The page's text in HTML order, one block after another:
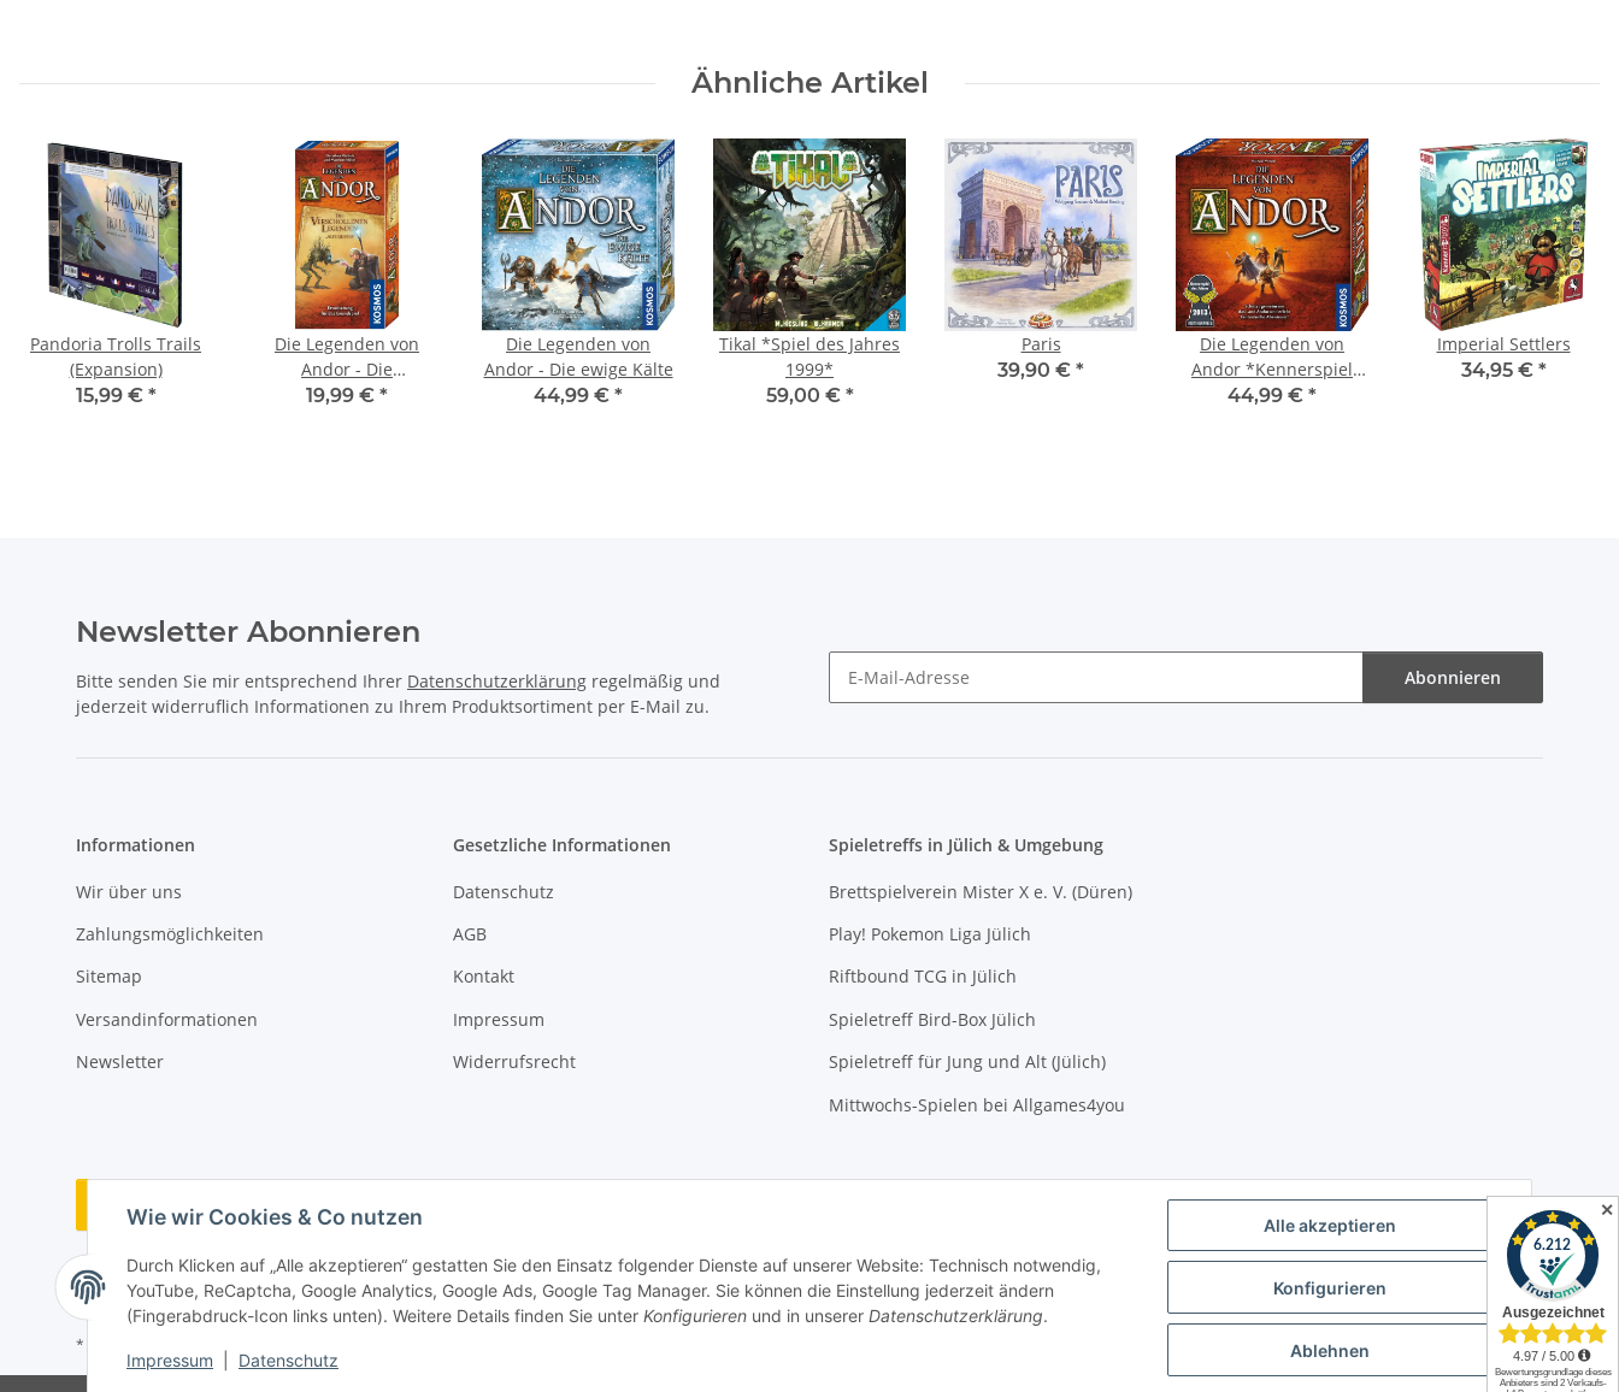
Alle akzeptieren
Konfigurieren
Ablehnen
Wie wir Cookies & Co nutzen
Durch Klicken auf „Alle akzeptieren“ gestatten Sie den Einsatz folgender Dienste auf unserer Website: Technisch notwendig,
YouTube, ReCaptcha, Google Analytics, Google Ads, Google Tag Manager. Sie können die Einstellung jederzeit ändern
(Fingerabdruck-Icon links unten). Weitere Details finden Sie unter Konfigurieren und in unserer Datenschutzerklärung.
Impressum Datenschutz
Ähnliche Artikel
Pandoria Trolls Trails
(Expansion)
15,99 € *
Die Legenden von
Andor - Die
verschollenen
19,99 € *
Die Legenden von
Andor - Die ewige Kälte
44,99 € *
Tikal *Spiel des Jahres
1999*
59,00 € *
Paris
39,90 € *
Die Legenden von
Andor *Kennerspiel
des Jahres 2013*
44,99 € *
Imperial Settlers
34,95 € *
Newsletter Abonnieren
Bitte senden Sie mir entsprechend Ihrer Datenschutzerklärung regelmäßig und
jederzeit widerruflich Informationen zu Ihrem Produktsortiment per E-Mail zu.
Abonnieren
Informationen
Wir über uns
Zahlungsmöglichkeiten
Sitemap
Versandinformationen
Newsletter
Gesetzliche Informationen
Datenschutz
AGB
Kontakt
Impressum
Widerrufsrecht
Spieletreffs in Jülich & Umgebung
Brettspielverein Mister X e. V. (Düren)
Play! Pokemon Liga Jülich
Riftbound TCG in Jülich
Spieletreff Bird-Box Jülich
Spieletreff für Jung und Alt (Jülich)
Mittwochs-Spielen bei Allgames4you
Vertrag widerrufen
* Alle Preise inkl. gesetzlicher USt., zzgl.
✕